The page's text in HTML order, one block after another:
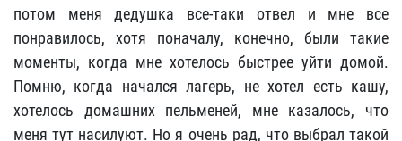
потом меня дедушка все-таки отвел и мне все
понравилось, хотя поначалу, конечно, были такие
моменты, когда мне хотелось быстрее уйти домой.
Помню, когда начался лагерь, не хотел есть кашу,
хотелось домашних пельменей, мне казалось, что
меня тут насилуют. Но я очень рад, что выбрал такой